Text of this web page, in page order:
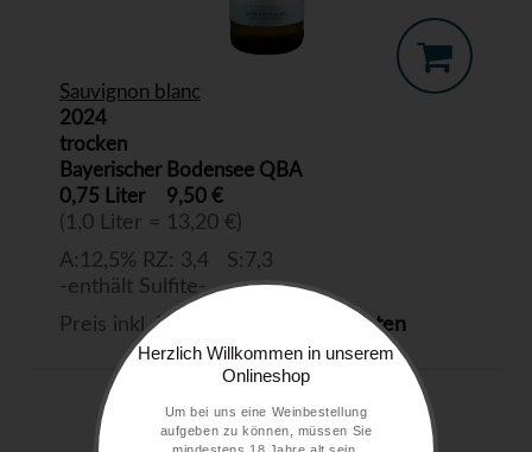
Sauvignon blanc
2024
trocken
Bayerischer Bodensee QBA
0,75 Liter
9,50 €
(1,0 Liter = 13,20 €)
A:12,5% RZ: 3,4 S:7,3
-enthält Sulfite-
Preis inkl. MwSt. zzgl.
Versandkosten
Herzlich Willkommen in unserem
Onlineshop
Um bei uns eine Weinbestellung
aufgeben zu können, müssen Sie